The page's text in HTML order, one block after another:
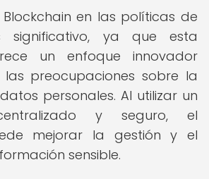
en las políticas de
significativo, ya que esta
un enfoque innovador
preocupaciones sobre la
personales. Al utilizar un
y seguro, el
mejorar la gestión y el
sensible.